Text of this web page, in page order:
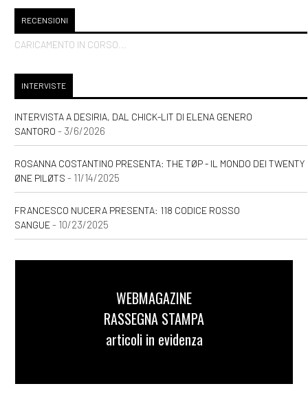
RECENSIONI
CARICAMENTO IN CORSO...
INTERVISTE
INTERVISTA A DESIRIA, DAL CHICK-LIT DI ELENA GENERO
SANTORO - 3/6/2026
ROSANNA COSTANTINO PRESENTA: THE TØP - IL MONDO DEI TWENTY
ØNE PILØTS - 11/14/2025
FRANCESCO NUCERA PRESENTA: 118 CODICE ROSSO
SANGUE- 10/23/2025
WEBMAGAZINE
RASSEGNA STAMPA
articoli in evidenza